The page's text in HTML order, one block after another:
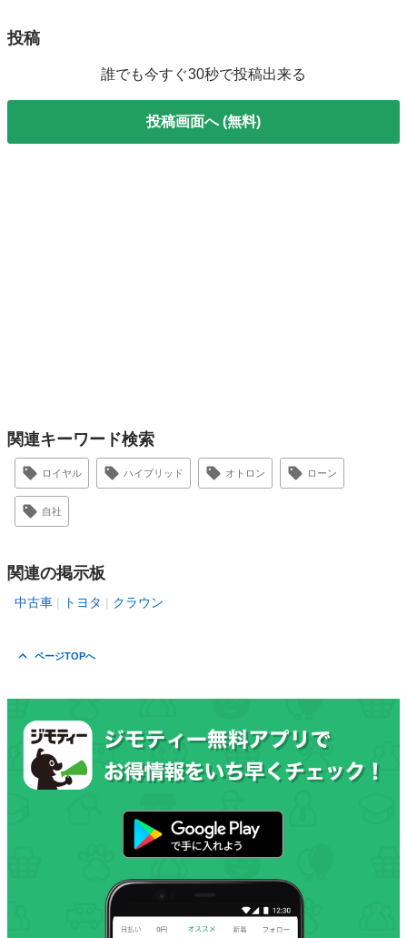
投稿
誰でも今すぐ30秒で投稿出来る
投稿画面へ (無料)
関連キーワード検索
ロイヤル ハイブリッド オトロン ローン
自社
関連の掲示板
中古車 トヨタ クラウン
ページTOPへ